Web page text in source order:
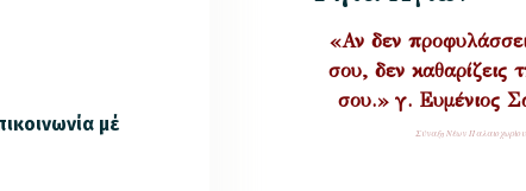
μέ
«Αν δεν
σου, δεν καθαρίζεις
σου.» γ. Ευμένιος
Σύναξη Νέων Παλαιοχωρίου